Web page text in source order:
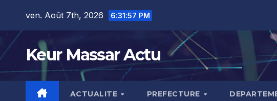
content
ven. Août 7th, 2026 6:31:59 PM
Keur Massar Actu
ACTUALITE PREFECTURE